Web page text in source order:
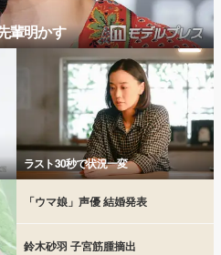
輩明かす
ラスト30秒で状況一変
「ウマ娘」声優 結婚発表
鈴木砂羽 子宮筋腫摘出